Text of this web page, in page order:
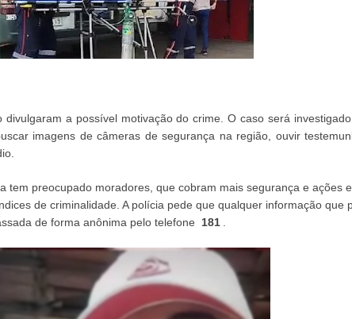
divulgaram a possível motivação do crime. O caso será
imagens de câmeras de segurança na região, ouvir
tem preocupado moradores, que cobram mais segurança e ações
de criminalidade. A polícia pede que qualquer informação que
de forma anônima pelo telefone
181